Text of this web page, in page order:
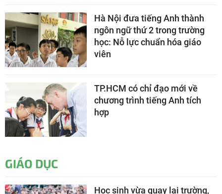
Hà Nội đưa tiếng Anh thành
ngôn ngữ thứ 2 trong trường
học: Nỗ lực chuẩn hóa giáo
viên
TP.HCM có chỉ đạo mới về
chương trình tiếng Anh tích
hợp
GIÁO DỤC
Học sinh vừa quay lại trường,